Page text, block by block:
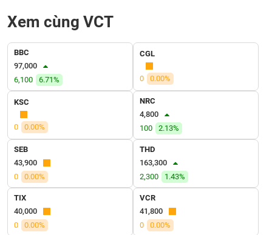
Xem cùng VCT
BBC
97,000
6,100
6.71%
CGL
0 0.00%
KSC
0 0.00%
NRC
4,800
100
2.13%
SEB
43,900
0
0.00%
THD
163,300
2,300
1.43%
TIX
40,000
0
0.00%
VCR
41,800
0
0.00%
NGHỆ
TIN
DỊCH
VỤ
TRUYỀN
THÔNG
TIỆN
ÍCH